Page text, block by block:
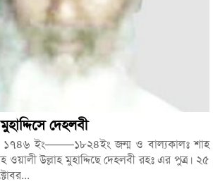
দেহলবী
১৭৪৬ ইং——–১৮২৪ইং জন্ম ও বাল্যকালঃ শাহ
উল্লাহ মুহাদ্দিছে দেহলবী রহঃ এর পুত্র। ২৫